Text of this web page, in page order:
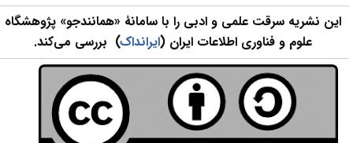
این نشریه سرقت علمی و ادبی را با سامانۀ «همانندجو» پژوهشگاه
علوم و فناوری اطلاعات ایران ( ایرانداک) بررسی می‌کند.